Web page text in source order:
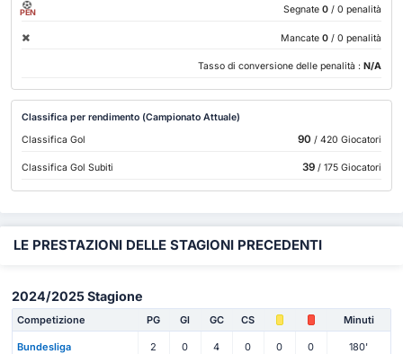
PEN Segnate 0 / 0 penalità
Mancate 0 / 0 penalità
Tasso di conversione delle penalità : N/A
Classifica per rendimento (Campionato Attuale)
Classifica Gol
90 / 420 Giocatori
Classifica Gol Subiti 39/ 175 Giocatori
LE PRESTAZIONI DELLE STAGIONI PRECEDENTI
2024/2025 Stagione
Competizione PG Gl GC CS Minuti
Bundesliga 2 0 4 0 0 0 180'